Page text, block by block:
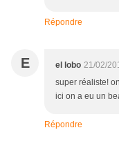
Répondre
E el lobo 21/02/
super réaliste!
ici on a eu un
Répondre